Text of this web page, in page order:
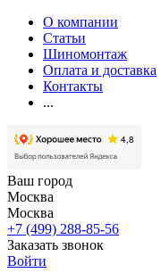
О компании
Статьи
Шиномонтаж
Оплата и доставка
Контакты
...
Ваш город
Москва
Москва
+7 (499) 288-85-56
Заказать звонок
Войти